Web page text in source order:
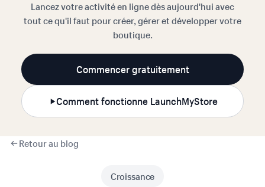
Lancez votre activité en ligne dès aujourd'hui avec
tout ce qu'il faut pour créer, gérer et développer votre
boutique.
Commencer gratuitement
Comment fonctionne LaunchMyStore
Retour au blog
Croissance